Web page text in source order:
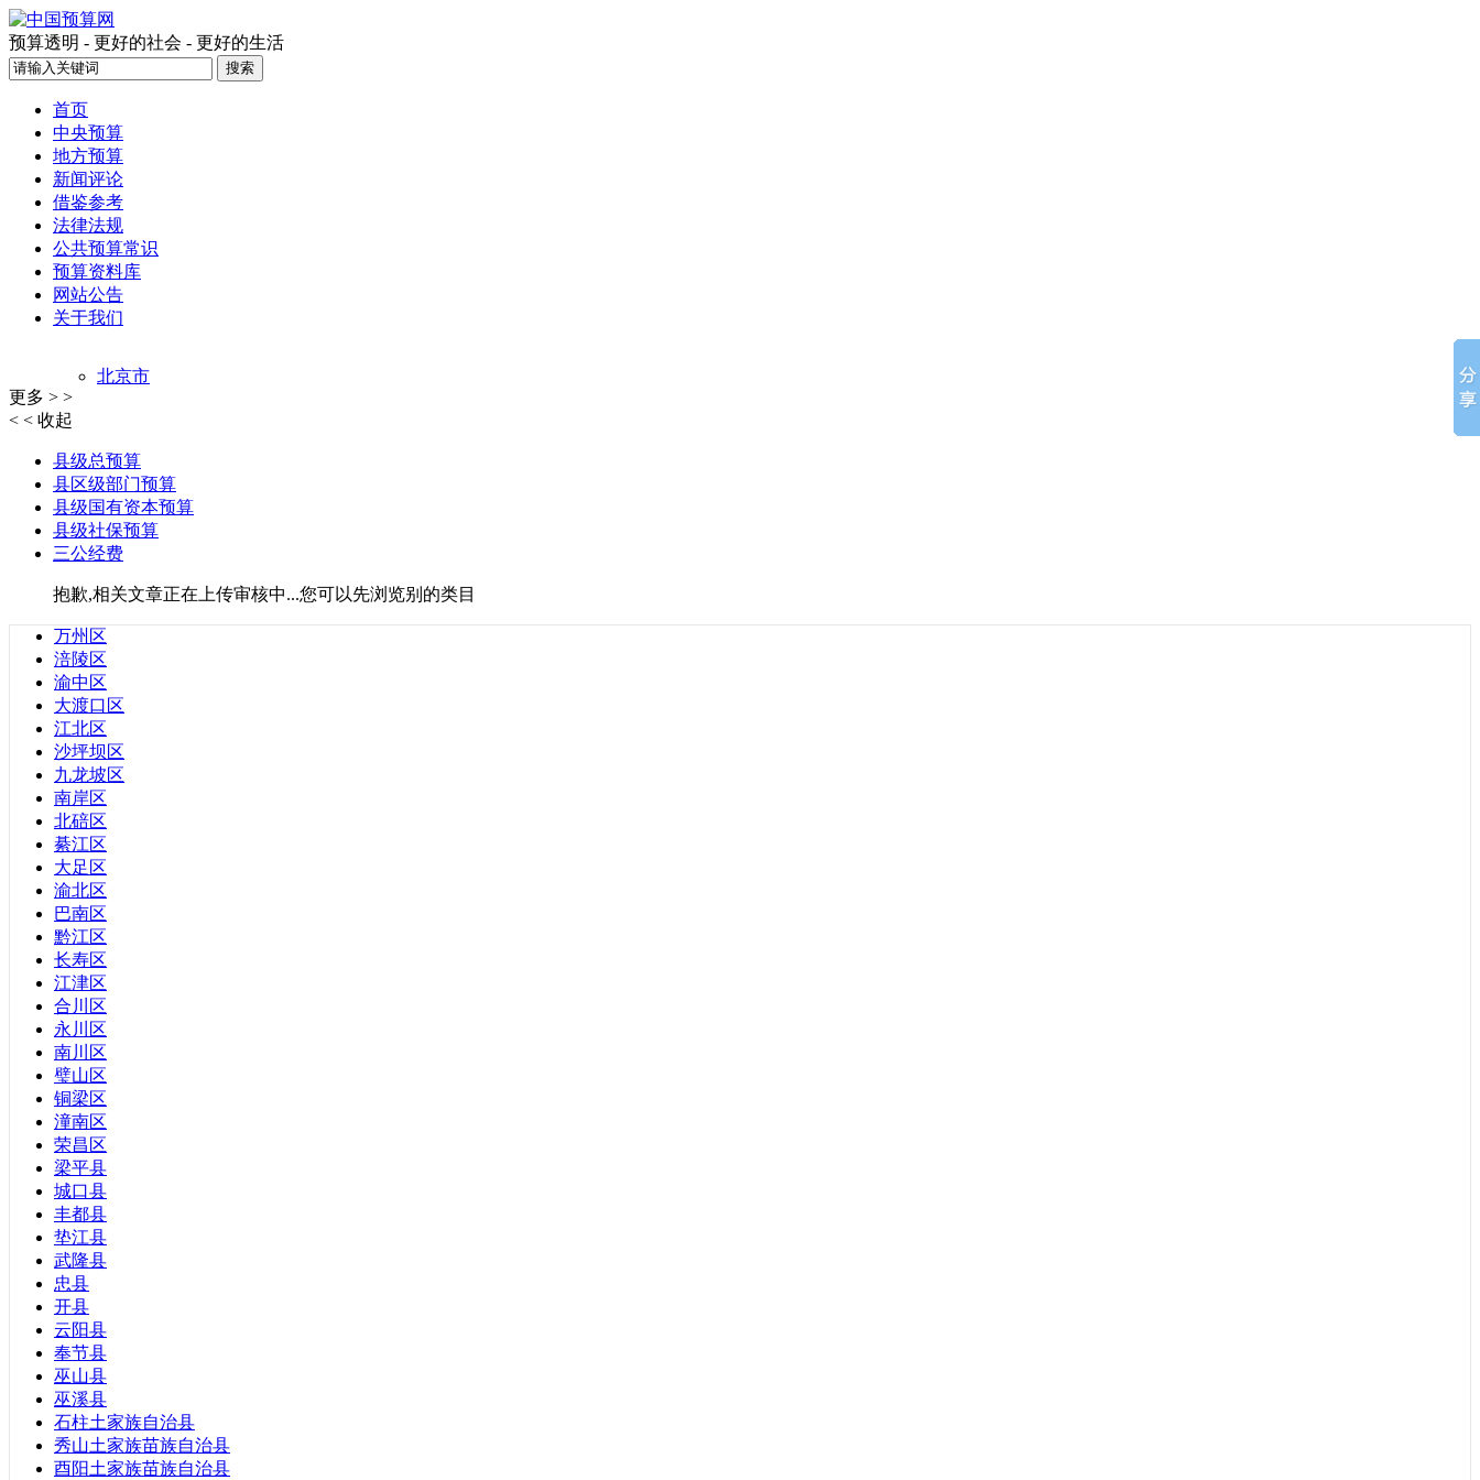
预算透明 - 更好的社会 - 更好的生活
首页
中央预算
地方预算
新闻评论
借鉴参考
法律法规
公共预算常识
预算资料库
网站公告
关于我们
北京市
江西省
吉林省
广东省
安徽省
福建省
甘肃省
贵州省
海南省
河北省
河南省
湖北省
湖南省
江苏省
辽宁省
青海省
山东省
山西省
陕西省
四川省
云南省
浙江省
黑龙江省
台湾省
广西壮族自治区
内蒙古自治区
西藏自治区
新疆维吾尔自治区
宁夏回族自治区
香港特别行政区
澳门特别行政区
更多 > >
< < 收起
县级总预算
县区级部门预算
县级国有资本预算
县级社保预算
三公经费
抱歉,相关文章正在上传审核中...您可以先浏览别的类目
万州区
涪陵区
渝中区
大渡口区
江北区
沙坪坝区
九龙坡区
南岸区
北碚区
綦江区
大足区
渝北区
巴南区
黔江区
长寿区
江津区
合川区
永川区
南川区
璧山区
铜梁区
潼南区
荣昌区
梁平县
城口县
丰都县
垫江县
武隆县
忠县
开县
云阳县
奉节县
巫山县
巫溪县
石柱土家族自治县
秀山土家族苗族自治县
酉阳土家族苗族自治县